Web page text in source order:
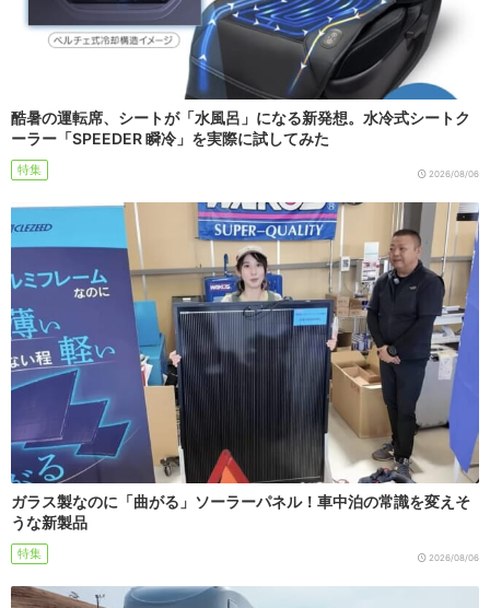
酷暑の運転席、シートが「水風呂」になる新発想。水冷式シートク
ーラー「SPEEDER 瞬冷」を実際に試してみた
特集 2026/08/06
ガラス製なのに「曲がる」ソーラーパネル！車中泊の常識を変えそ
うな新製品
特集 2026/08/06